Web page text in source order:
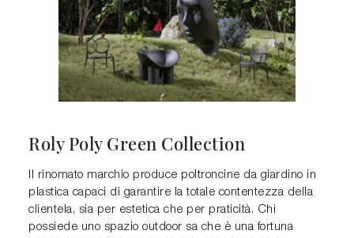
Roly Poly Green Collection
Il rinomato marchio produce poltroncine da giardino in
plastica capaci di garantire la totale contentezza della
clientela, sia per estetica che per praticità. Chi
possiede uno spazio outdoor sa che è una fortuna